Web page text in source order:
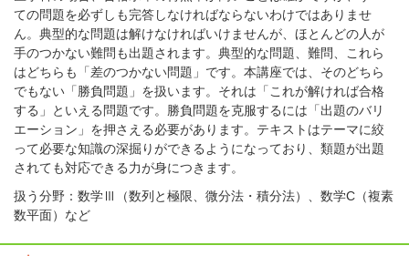
ての問題を必ずしも完答しなければならないわけではありませ
ん。典型的な問題は解けなければいけませんが、ほとんどの人が
手のつかない難問も出題されます。典型的な問題、難問、これら
はどちらも「差のつかない問題」です。本講座では、そのどちら
でもない「勝負問題」を扱います。それは「これが解ければ合格
する」といえる問題です。勝負問題を克服するには「出題のバリ
エーション」を押さえる必要があります。テキストはテーマに絞
って必要な知識の深掘りができるようになっており、類題が出題
されても対応できる力が身につきます。
扱う分野：数学Ⅲ（数列と極限、微分法・積分法）、数学C（複素
数平面）など